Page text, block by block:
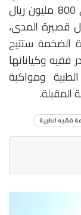
الأول بقيمة 950 مليون ريال، تشتمل على 800 مليون ريال
ريال لآجال قصيرة المدى،
الضخمة ستتيح
وكياناتها
ومواكبة
المقبلة.
فقيه الطبية